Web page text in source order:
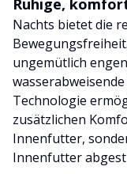
Ruhige,
Nachts bietet die
ungemütlich
Technologie
zusätzlichen
Innenfutter,
Innenfutter